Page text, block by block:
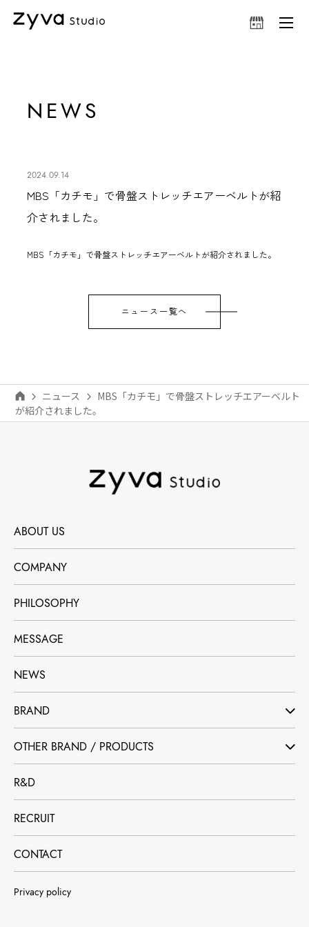
NEWS
2024.09.14
MBS「カチモ」で骨盤ストレッチエアーベルトが紹
介されました。
MBS「カチモ」で骨盤ストレッチエアーベルトが紹介されました。
ニュース一覧へ
ニュース
MBS「カチモ」で骨盤ストレッチエアーベルト
が紹介されました。
ABOUT US
COMPANY
PHILOSOPHY
MESSAGE
NEWS
BRAND
OTHER BRAND / PRODUCTS
R&D
RECRUIT
CONTACT
Privacy policy